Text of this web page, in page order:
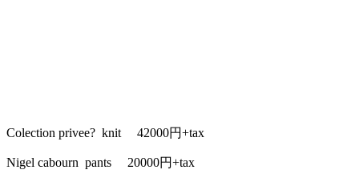
Colection privee? knit 42000円+tax
Nigel cabourn pants 20000円+tax